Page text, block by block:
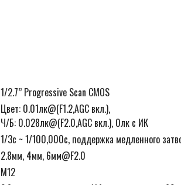
1/2.7’’ Progressive Scan CMOS
Цвет: 0.01лк@(F1.2,AGC вкл.),
Ч/Б: 0.028лк@(F2.0,AGC вкл.), 0лк с ИК
1/3с ~ 1/100,000с, поддержка медленного
2.8мм, 4мм, 6мм@F2.0
M12